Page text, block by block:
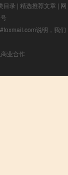
目录 | 精选推荐文章 | 网
说明，我们
业合作